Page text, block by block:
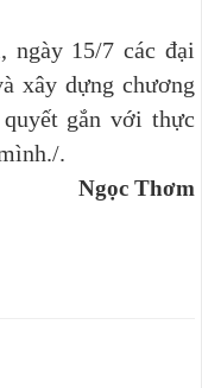
15/7 các đại
xây dựng chương
gắn với thực
.
Ngọc Thơm